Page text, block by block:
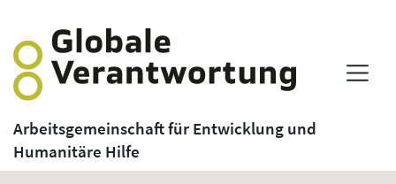
Arbeitsgemeinschaft für Entwicklung und
Humanitäre Hilfe